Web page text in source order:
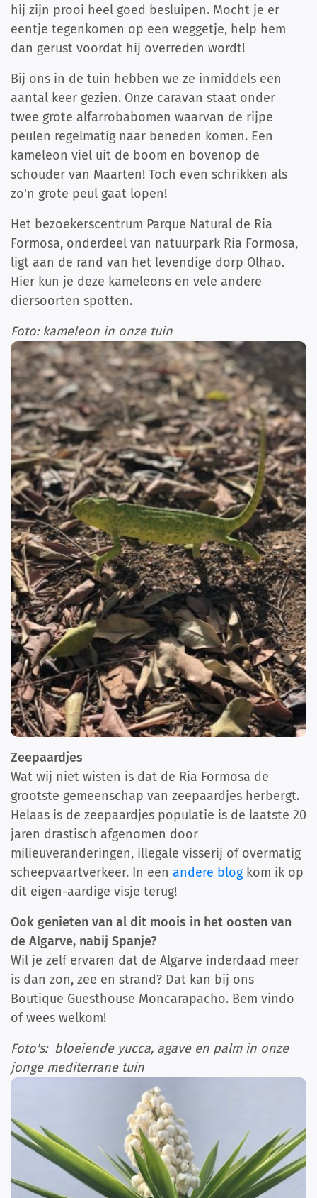
hij zijn prooi heel goed besluipen. Mocht je er
eentje tegenkomen op een weggetje, help hem
dan gerust voordat hij overreden wordt!
Bij ons in de tuin hebben we ze inmiddels een
aantal keer gezien. Onze caravan staat onder
twee grote alfarrobabomen waarvan de rijpe
peulen regelmatig naar beneden komen. Een
kameleon viel uit de boom en bovenop de
schouder van Maarten! Toch even schrikken als
zo'n grote peul gaat lopen!
Het bezoekerscentrum Parque Natural de Ria
Formosa, onderdeel van natuurpark Ria Formosa,
ligt aan de rand van het levendige dorp Olhao.
Hier kun je deze kameleons en vele andere
diersoorten spotten.
Foto: kameleon in onze tuin
Zeepaardjes
Wat wij niet wisten is dat de Ria Formosa de
grootste gemeenschap van zeepaardjes herbergt.
Helaas is de zeepaardjes populatie is de laatste 20
jaren drastisch afgenomen door
milieuveranderingen, illegale visserij of overmatig
scheepvaartverkeer. In een andere blogkom ik op
dit eigen-aardige visje terug!
Ook genieten van al dit moois in het oosten van
de Algarve, nabij Spanje?
Wil je zelf ervaren dat de Algarve inderdaad meer
is dan zon, zee en strand? Dat kan bij ons
Boutique Guesthouse Moncarapacho. Bem vindo
of wees welkom!
Foto's: bloeiende yucca, agave en palm in onze
jonge mediterrane tuin